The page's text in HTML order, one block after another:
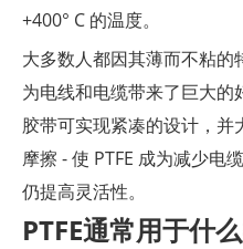
+400° C 的温度。
大多数人都因其薄而不粘的
为电线和电缆带来了巨大的
胶带可实现紧凑的设计，
摩擦 - 使 PTFE 成为减少电
仍提高灵活性。
PTFE通常用于什